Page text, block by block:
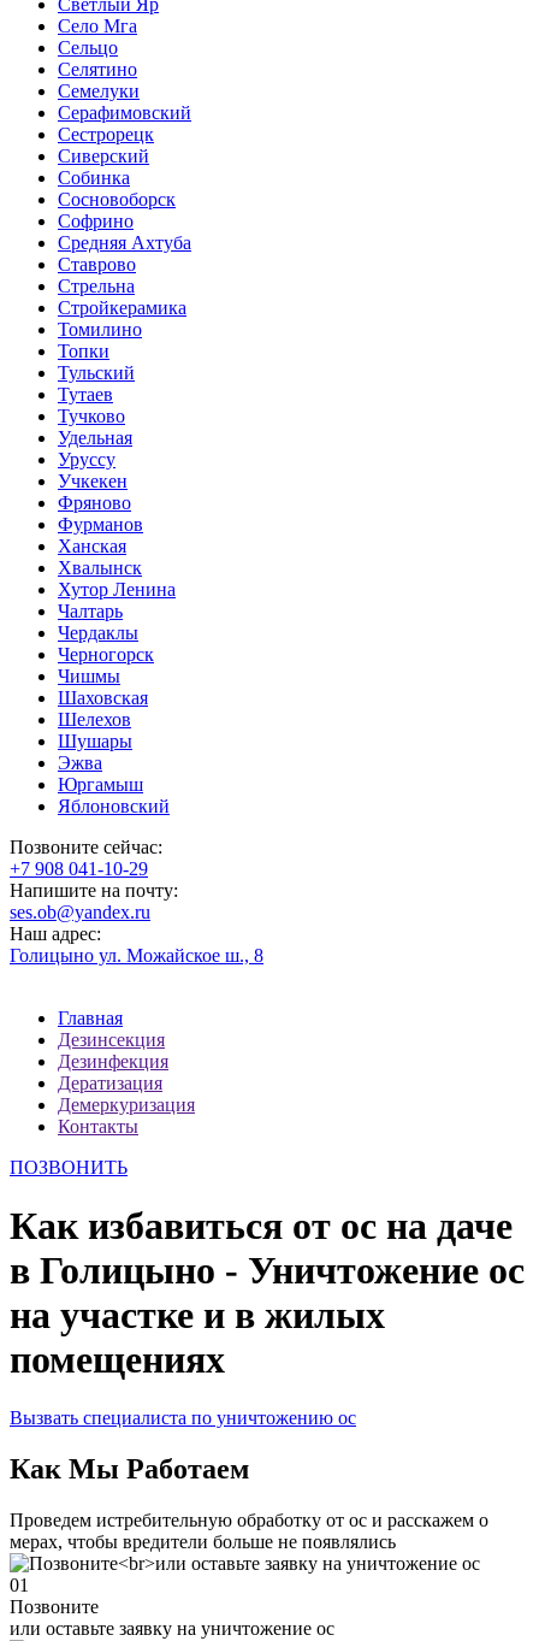
Село Мга
Сельцо
Селятино
Семелуки
Серафимовский
Сестрорецк
Сиверский
Собинка
Сосновоборск
Софрино
Средняя Ахтуба
Ставрово
Стрельна
Стройкерамика
Томилино
Топки
Тульский
Тутаев
Тучково
Удельная
Уруссу
Учкекен
Фряново
Фурманов
Ханская
Хвалынск
Хутор Ленина
Чалтарь
Чердаклы
Черногорск
Чишмы
Шаховская
Шелехов
Шушары
Эжва
Юргамыш
Яблоновский
Позвоните сейчас:
‪+7 908 041-10-29
Напишите на почту:
ses.ob@yandex.ru
Наш адрес:
Голицыно ул. Можайское ш., 8
Главная
Дезинсекция
Дезинфекция
Дератизация
Демеркуризация
Контакты
ПОЗВОНИТЬ
Как избавиться от ос на даче
в Голицыно - Уничтожение ос
на участке и в жилых
помещениях
Вызвать специалиста по уничтожению ос
Как Мы Работаем
Проведем истребительную обработку от ос и расскажем о
мерах, чтобы вредители больше не появлялись
01
Позвоните
или оставьте заявку на уничтожение ос